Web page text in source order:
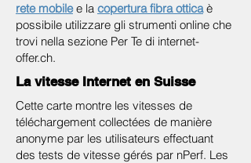
rete mobilee la copertura fibra otticaè
possibile utilizzare gli strumenti online che
trovi nella sezione Per Te di internet-
offer.ch.
La vitesse Internet en Suisse
Cette carte montre les vitesses de
téléchargement collectées de manière
anonyme par les utilisateurs effectuant
des tests de vitesse gérés par nPerf. Les